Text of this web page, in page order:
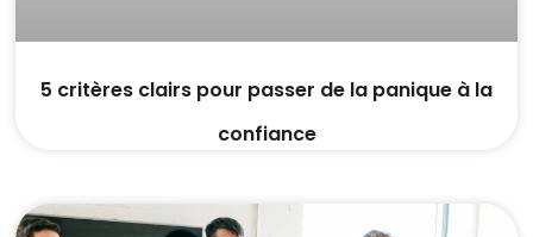
5 critères clairs pour passer de la panique à la
confiance